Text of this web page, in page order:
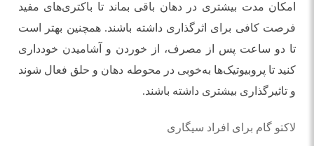
امکان مدت بیشتری در دهان باقی بماند تا باکتری‌های مفید
فرصت کافی برای اثرگذاری داشته باشند. همچنین بهتر است
تا دو ساعت پس از مصرف، از خوردن و آشامیدن خودداری
کنید تا پروبیوتیک‌ها به‌خوبی در محوطه دهان و حلق فعال شوند
و تاثیرگذاری بیشتری داشته باشند.
لاکتو گام برای افراد سیگاری